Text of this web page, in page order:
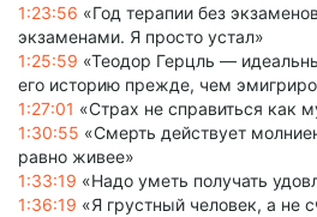
1:23:56 «Год терапии без
экзаменами. Я просто устал»
1:25:59 «Теодор Герцль —
его историю прежде, чем
1:27:01 «Страх не справиться как
1:30:55 «Смерть действует
равно живее»
1:33:19 «Надо уметь получать
1:36:19 «Я грустный человек, а не